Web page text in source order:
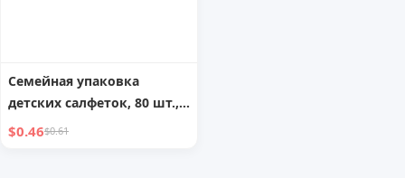
Семейная упаковка
детских салфеток, 80 шт.,
для вытягивания одной
$0.46$0.61